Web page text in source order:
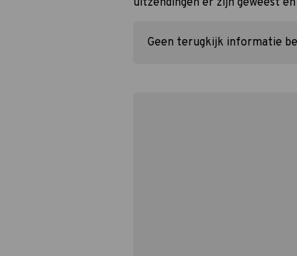
uitzendingen er zijn geweest
Geen terugkijk informatie